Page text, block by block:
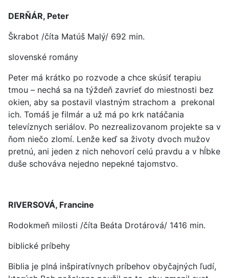
DERŇÁR, Peter
Škrabot /číta Matúš Malý/ 692 min.
slovenské romány
Peter má krátko po rozvode a chce skúsiť terapiu
tmou – nechá sa na týždeň zavrieť do miestnosti bez
okien, aby sa postavil vlastným strachom a prekonal
ich. Tomáš je filmár a už má po krk natáčania
televíznych seriálov. Po nezrealizovanom projekte sa v
ňom niečo zlomí. Lenže keď sa životy dvoch mužov
pretnú, ani jeden z nich nehovorí celú pravdu a v hĺbke
duše schováva nejedno nepekné tajomstvo.
RIVERSOVÁ, Francine
Rodokmeň milosti /číta Beáta Drotárová/ 1416 min.
biblické príbehy
Biblia je plná inšpiratívnych príbehov obyčajných ľudí,